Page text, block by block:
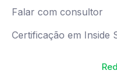
Falar com consultor
Certificação em Inside